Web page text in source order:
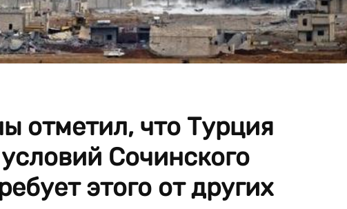
отметил, что Турция
Сочинского
этого от других